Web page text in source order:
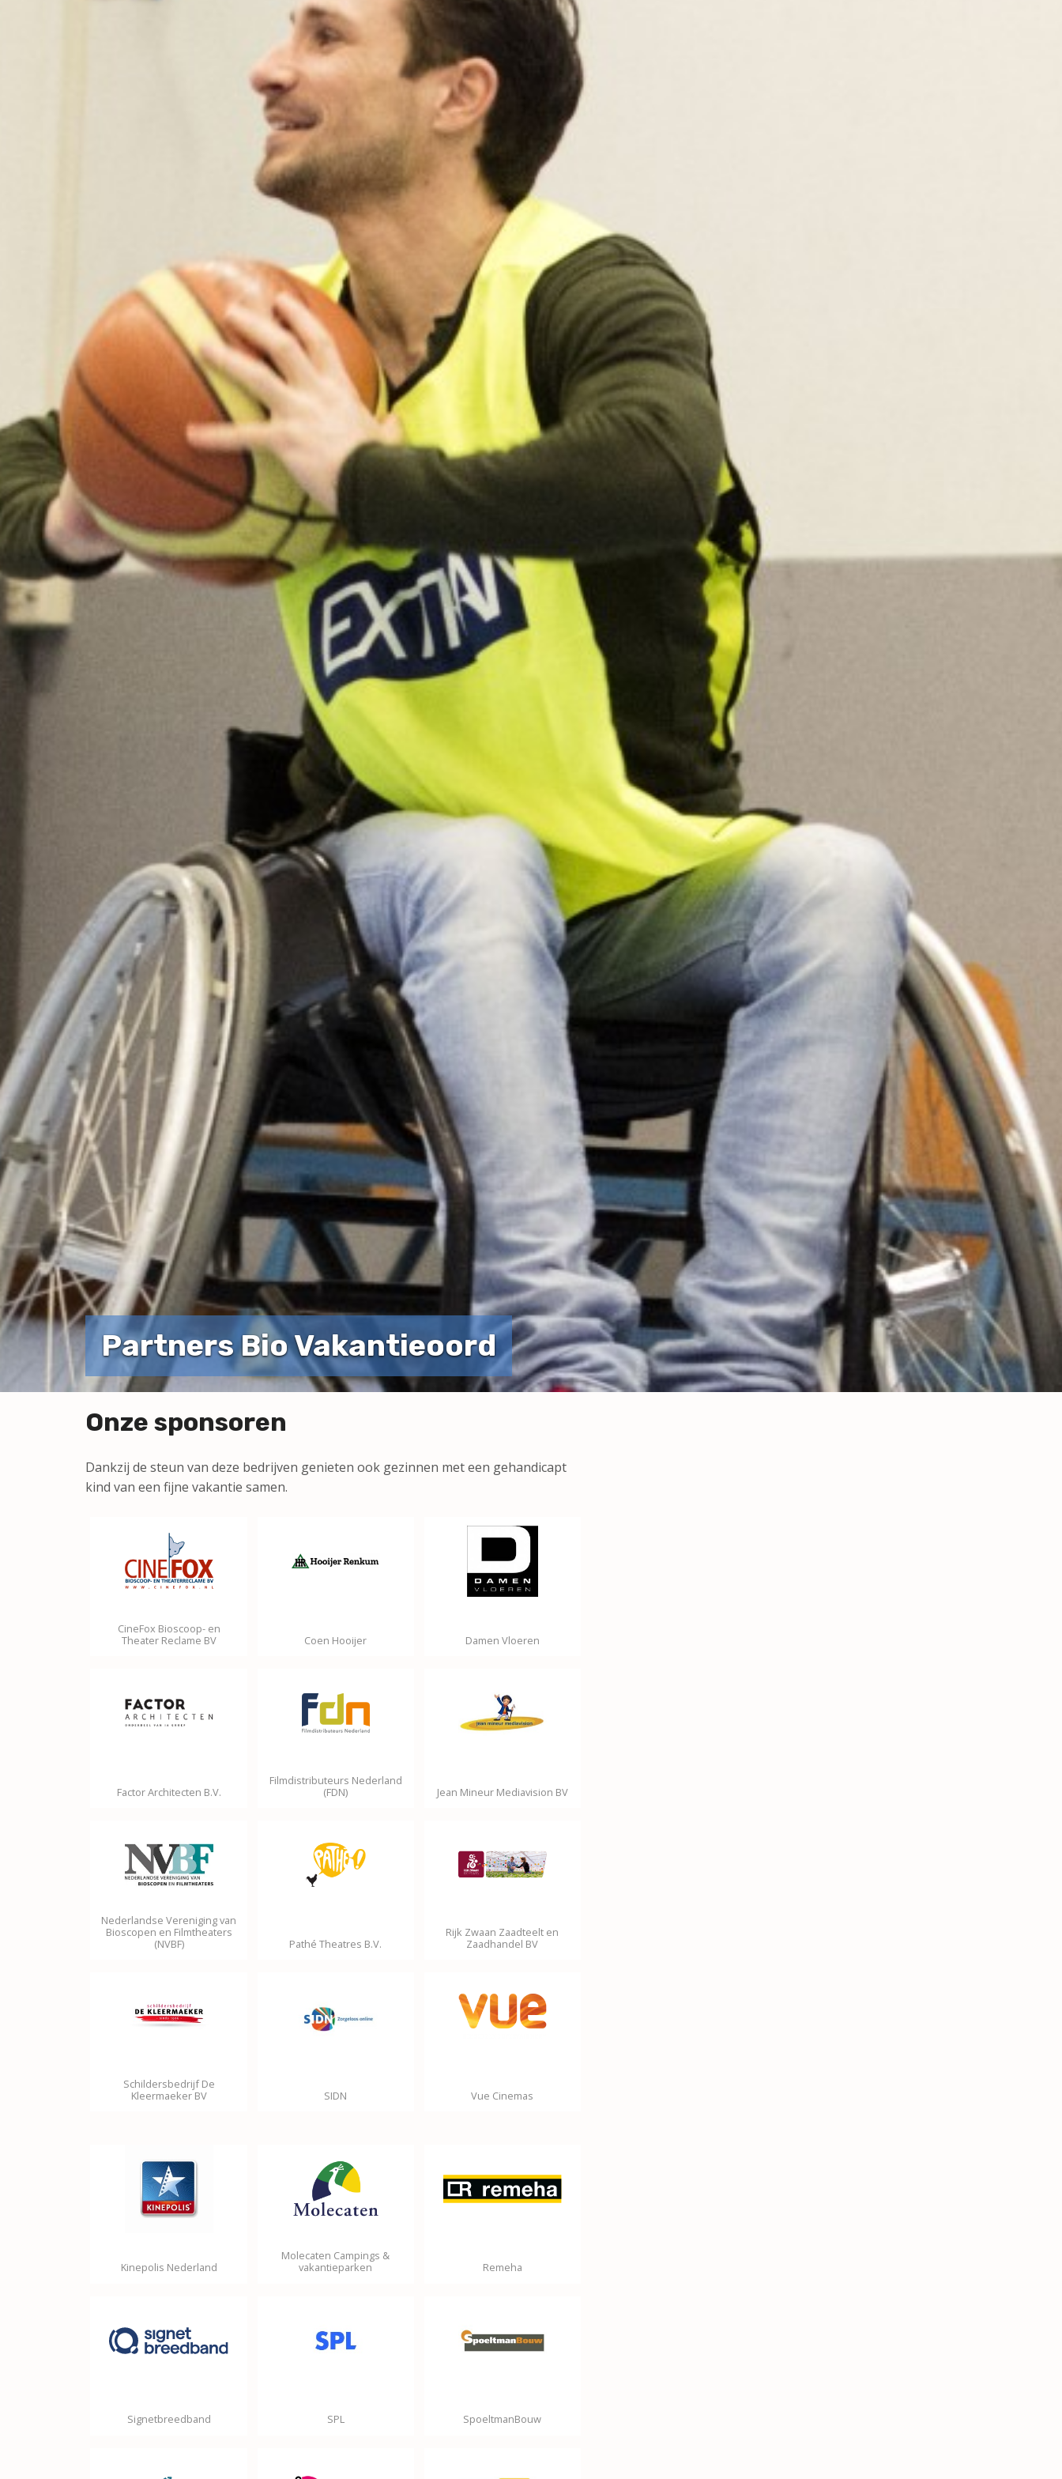
Partners Bio Vakantieoord
Onze sponsoren
Dankzij de steun van deze bedrijven genieten ook gezinnen met een gehandicapt
kind van een fijne vakantie samen.
CineFox Bioscoop- en
Theater Reclame BV
Coen Hooijer Damen Vloeren
Factor Architecten B.V.
Filmdistributeurs Nederland
(FDN)
Jean Mineur Mediavision BV
Nederlandse Vereniging van
Bioscopen en Filmtheaters
(NVBF)
Pathé Theatres B.V.
Rijk Zwaan Zaadteelt en
Zaadhandel BV
Schildersbedrijf De
Kleermaeker BV
SIDN Vue Cinemas
Kinepolis Nederland
Molecaten Campings &
vakantieparken
Remeha
Signetbreedband SPL SpoeltmanBouw